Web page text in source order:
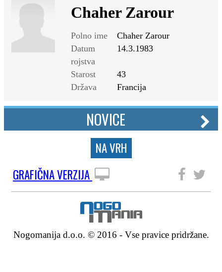
Chaher Zarour
Polno ime
Chaher Zarour
Datum
rojstva
14.3.1983
Starost
43
Država
Francija
NOVICE
NA VRH
GRAFIČNA VERZIJA
Nogomanija d.o.o. © 2016 - Vse pravice pridržane.